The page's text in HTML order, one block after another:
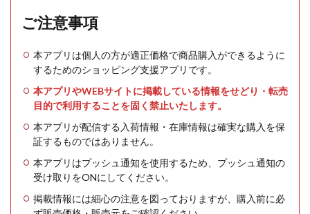
ご注意事項
本アプリは個人の方が適正価格で商品購入ができるように
するためのショッピング支援アプリです。
本アプリやWEBサイトに掲載している情報をせどり・転売
目的で利用することを固く禁止いたします。
本アプリが配信する入荷情報・在庫情報は確実な購入を保
証するものではありません。
本アプリはプッシュ通知を使用するため、プッシュ通知の
受け取りをONにしてください。
掲載情報には細心の注意を図っておりますが、購入前に必